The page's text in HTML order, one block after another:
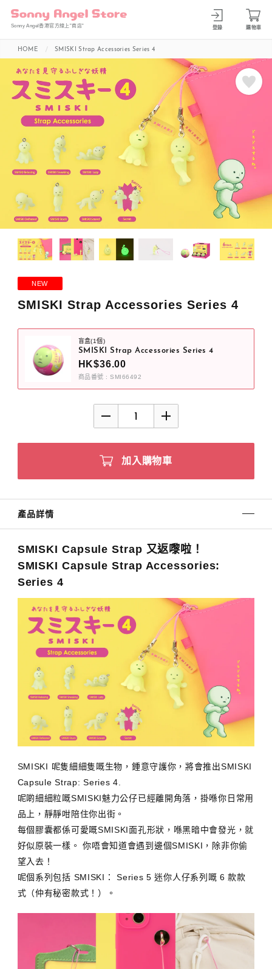
Sonny Angel香港官方線上”商店” 登錄 購物車
HOME SMISKI Strap Accessories Series 4
NEW
SMISKI Strap Accessories Series 4
盲盒(1個)
SMISKI Strap Accessories Series 4
HK$36.00
商品番號 : SMI66492
加入購物車
產品詳情
SMISKI Capsule Strap 又返嚟啦！
SMISKI Capsule Strap Accessories:
Series 4
SMISKI 呢隻細細隻嘅生物，鍾意守護你，將會推出SMISKI
Capsule Strap: Series 4.
呢啲細細粒嘅SMISKI魅力公仔已經離開角落，掛喺你日常用
品上，靜靜咁陪住你出街。
每個膠囊都係可愛嘅SMISKI面孔形狀，喺黑暗中會發光，就
好似原裝一樣。 你唔會知道會遇到邊個SMISKI，除非你偷
望入去！
呢個系列包括 SMISKI： Series 5 迷你人仔系列嘅 6 款款
式（仲有秘密款式！）。